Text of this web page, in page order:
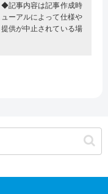
記事内容は記事作成時
ーアルによって仕様や
供が中止されている場